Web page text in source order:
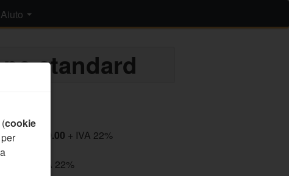
Aiuto
cookie
standard
carrello
540.00 + IVA 22%
+ IVA 22%